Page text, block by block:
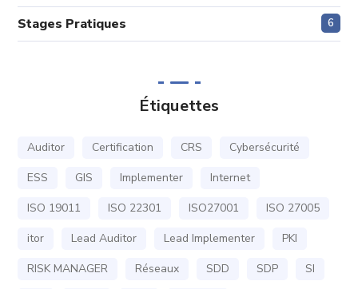
Stages Pratiques 6
Étiquettes
Auditor Certification CRS
Cybersécurité
ESS
GIS Implementer
Internet
ISO 19011
ISO 22301 ISO27001
ISO 27005
itor
Lead Auditor Lead Implementer
PKI
RISK MANAGER
Réseaux SDD SDP
SI